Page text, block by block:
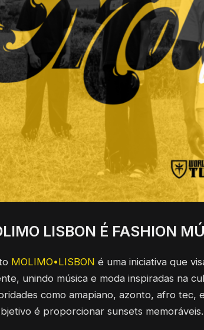
LISBON É FASHION
MOLIMO•LISBON é uma iniciativa que
unindo música e moda inspiradas na
como amapiano, azonto, afro
é proporcionar sunsets memoráveis.